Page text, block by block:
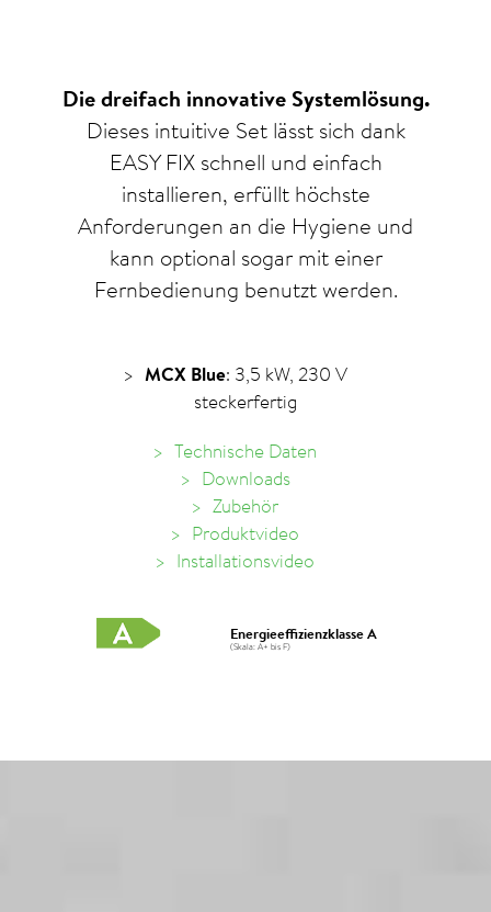
Die dreifach innovative Systemlösung.
Dieses intuitive Set lässt sich dank
EASY FIX schnell und einfach
installieren, erfüllt höchste
Anforderungen an die Hygiene und
kann optional sogar mit einer
Fernbedienung benutzt werden.
MCX Blue: 3,5 kW, 230 V
steckerfertig
Technische Daten
Downloads
Zubehör
Produktvideo
Installationsvideo
Energieeffizienzklasse A
(Skala: A+ bis F)